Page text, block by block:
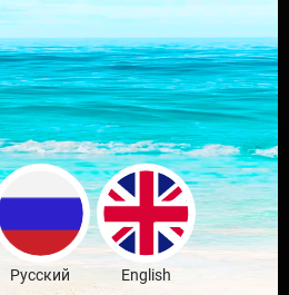
şehrin
indir
Ücretsiz İndir
Русский English